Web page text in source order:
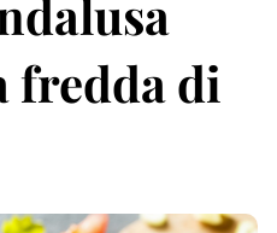
fredda di